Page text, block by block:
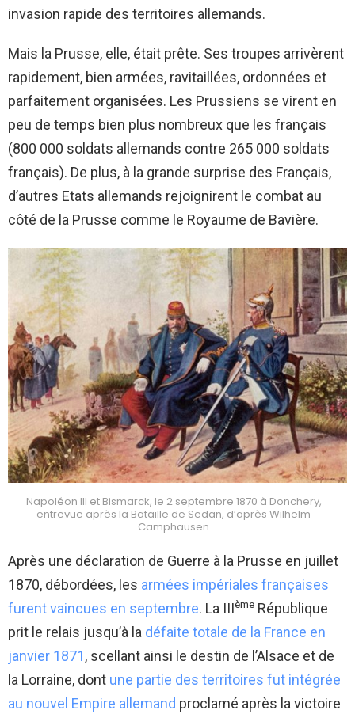
invasion rapide des territoires allemands.
Mais la Prusse, elle, était prête. Ses troupes arrivèrent
rapidement, bien armées, ravitaillées, ordonnées et
parfaitement organisées. Les Prussiens se virent en
peu de temps bien plus nombreux que les français
(800 000 soldats allemands contre 265 000 soldats
français). De plus, à la grande surprise des Français,
d’autres Etats allemands rejoignirent le combat au
côté de la Prusse comme le Royaume de Bavière.
Napoléon III et Bismarck, le 2 septembre 1870 à Donchery,
entrevue après la Bataille de Sedan, d’après Wilhelm
Camphausen
Après une déclaration de Guerre à la Prusse en juillet
1870, débordées, les armées impériales françaises
furent vaincues en septembre. La IIIème République
prit le relais jusqu’à la défaite totale de la France en
janvier 1871, scellant ainsi le destin de l’Alsace et de
la Lorraine, dont une partie des territoires fut intégrée
au nouvel Empire allemand proclamé après la victoire